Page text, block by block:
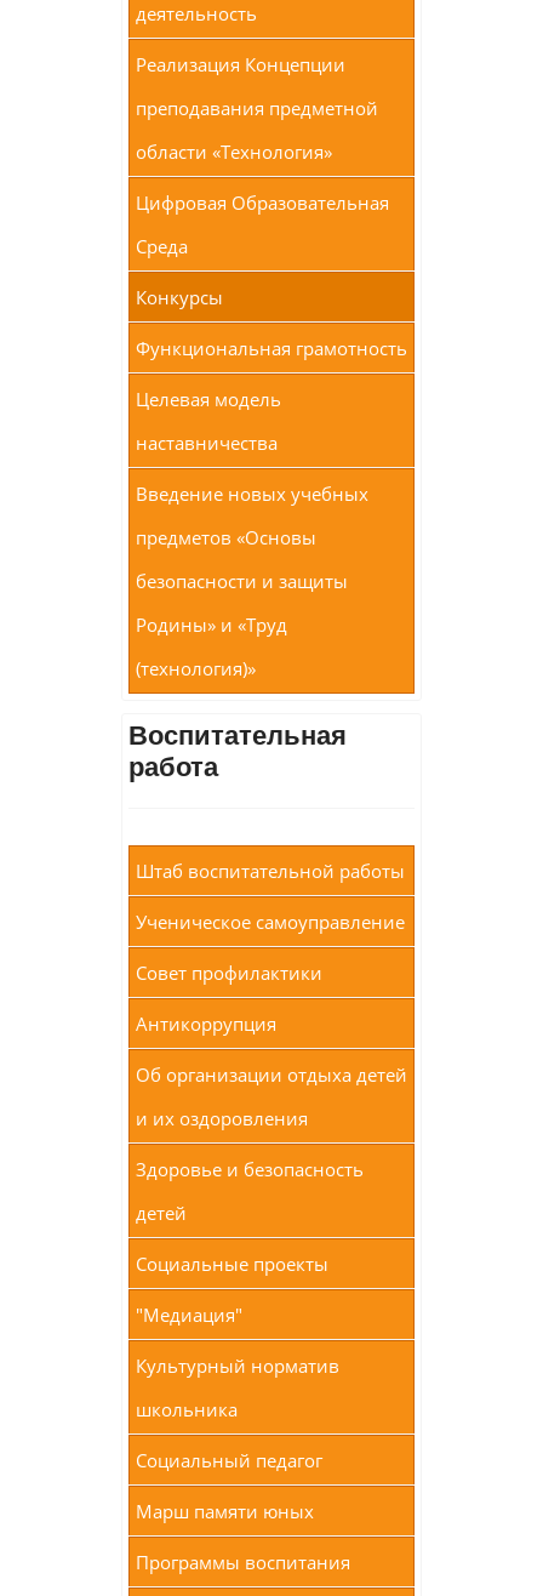
деятельность
Реализация Концепции
преподавания предметной
области «Технология»
Цифровая Образовательная
Среда
Конкурсы
Функциональная грамотность
Целевая модель
наставничества
Введение новых учебных
предметов «Основы
безопасности и защиты
Родины» и «Труд
(технология)»
Воспитательная
работа
Штаб воспитательной работы
Ученическое самоуправление
Совет профилактики
Антикоррупция
Об организации отдыха детей
и их оздоровления
Здоровье и безопасность
детей
Социальные проекты
"Медиация"
Культурный норматив
школьника
Социальный педагог
Марш памяти юных
Программы воспитания